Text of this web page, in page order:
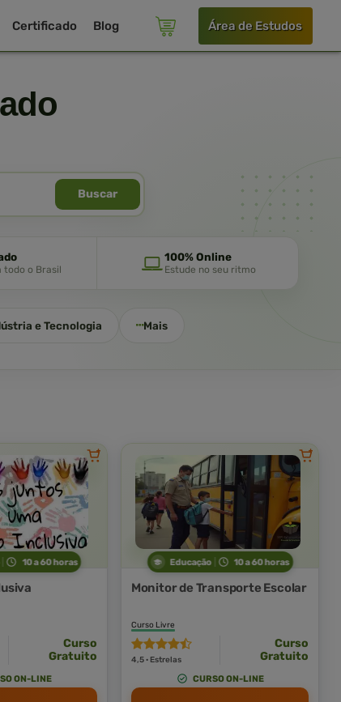
Certificado Blog Área de Estudos
Buscar
todo o Brasil
100% Online
Estude no seu ritmo
e Tecnologia Mais
10 a 60 horas
Curso
Gratuito
ON-LINE
Educação 10 a 60 horas
Monitor de Transporte Escolar
Curso Livre
4,5 · Estrelas
Curso
Gratuito
CURSO ON-LINE